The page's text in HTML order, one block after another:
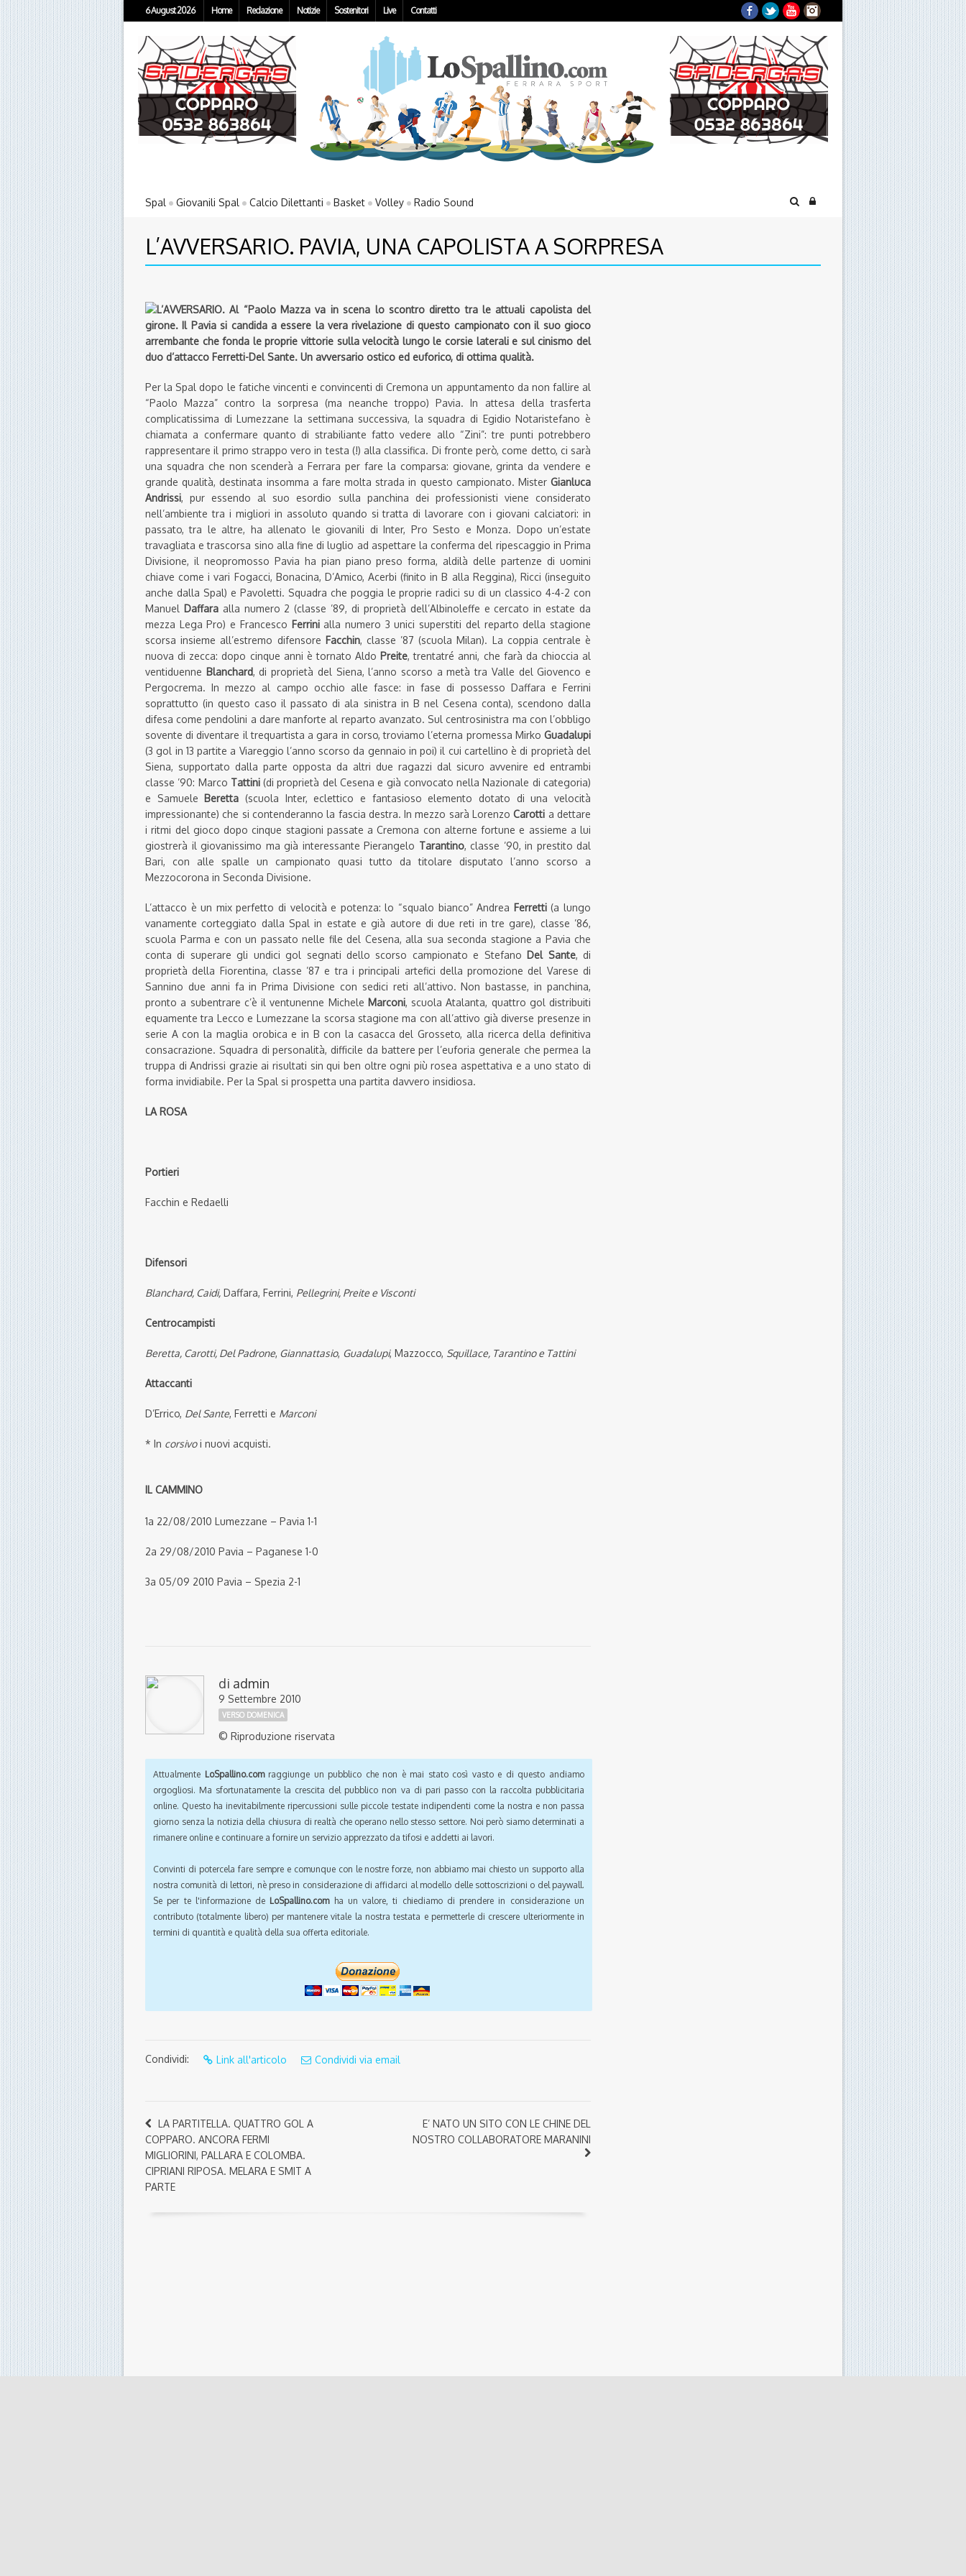
6 August 2026 Home Redazione Notizie Sostenitori Live Contatti Facebook
TwitterYouTubeInstagram
Spal Giovanili Spal Calcio Dilettanti Basket Volley Radio Sound
L’AVVERSARIO. PAVIA, UNA CAPOLISTA A SORPRESA
L’AVVERSARIO. Al “Paolo Mazza va in scena lo scontro diretto tra le attuali capolista del
girone. Il Pavia si candida a essere la vera rivelazione di questo campionato con il suo gioco
arrembante che fonda le proprie vittorie sulla velocità lungo le corsie laterali e sul cinismo del
duo d’attacco Ferretti-Del Sante. Un avversario ostico ed euforico, di ottima qualità.
Per la Spal dopo le fatiche vincenti e convincenti di Cremona un appuntamento da non fallire al
“Paolo Mazza” contro la sorpresa (ma neanche troppo) Pavia. In attesa della trasferta
complicatissima di Lumezzane la settimana successiva, la squadra di Egidio Notaristefano è
chiamata a confermare quanto di strabiliante fatto vedere allo “Zini”: tre punti potrebbero
rappresentare il primo strappo vero in testa (!) alla classifica. Di fronte però, come detto, ci sarà
una squadra che non scenderà a Ferrara per fare la comparsa: giovane, grinta da vendere e
grande qualità, destinata insomma a fare molta strada in questo campionato. Mister Gianluca
Andrissi, pur essendo al suo esordio sulla panchina dei professionisti viene considerato
nell’ambiente tra i migliori in assoluto quando si tratta di lavorare con i giovani calciatori: in
passato, tra le altre, ha allenato le giovanili di Inter, Pro Sesto e Monza. Dopo un’estate
travagliata e trascorsa sino alla fine di luglio ad aspettare la conferma del ripescaggio in Prima
Divisione, il neopromosso Pavia ha pian piano preso forma, aldilà delle partenze di uomini
chiave come i vari Fogacci, Bonacina, D’Amico, Acerbi (finito in B alla Reggina), Ricci (inseguito
anche dalla Spal) e Pavoletti. Squadra che poggia le proprie radici su di un classico 4-4-2 con
Manuel Daffaraalla numero 2 (classe ’89, di proprietà dell’Albinoleffe e cercato in estate da
mezza Lega Pro) e Francesco Ferrinialla numero 3 unici superstiti del reparto della stagione
scorsa insieme all’estremo difensore Facchin, classe ’87 (scuola Milan). La coppia centrale è
nuova di zecca: dopo cinque anni è tornato Aldo Preite, trentatré anni, che farà da chioccia al
ventiduenne Blanchard, di proprietà del Siena, l’anno scorso a metà tra Valle del Giovenco e
Pergocrema. In mezzo al campo occhio alle fasce: in fase di possesso Daffara e Ferrini
soprattutto (in questo caso il passato di ala sinistra in B nel Cesena conta), scendono dalla
difesa come pendolini a dare manforte al reparto avanzato. Sul centrosinistra ma con l’obbligo
sovente di diventare il trequartista a gara in corso, troviamo l’eterna promessa Mirko Guadalupi
(3 gol in 13 partite a Viareggio l’anno scorso da gennaio in poi) il cui cartellino è di proprietà del
Siena, supportato dalla parte opposta da altri due ragazzi dal sicuro avvenire ed entrambi
classe ’90: Marco Tattini(di proprietà del Cesena e già convocato nella Nazionale di categoria)
e Samuele Beretta (scuola Inter, eclettico e fantasioso elemento dotato di una velocità
impressionante) che si contenderanno la fascia destra. In mezzo sarà LorenzoCarotti a dettare
i ritmi del gioco dopo cinque stagioni passate a Cremona con alterne fortune e assieme a lui
giostrerà il giovanissimo ma già interessante Pierangelo Tarantino, classe ’90, in prestito dal
Bari, con alle spalle un campionato quasi tutto da titolare disputato l’anno scorso a
Mezzocorona in Seconda Divisione.
L’attacco è un mix perfetto di velocità e potenza: lo “squalo bianco” Andrea Ferretti(a lungo
vanamente corteggiato dalla Spal in estate e già autore di due reti in tre gare), classe ’86,
scuola Parma e con un passato nelle file del Cesena, alla sua seconda stagione a Pavia che
conta di superare gli undici gol segnati dello scorso campionato e Stefano Del Sante, di
proprietà della Fiorentina, classe ’87 e tra i principali artefici della promozione del Varese di
Sannino due anni fa in Prima Divisione con sedici reti all’attivo. Non bastasse, in panchina,
pronto a subentrare c’è il ventunenne Michele Marconi, scuola Atalanta, quattro gol distribuiti
equamente tra Lecco e Lumezzane la scorsa stagione ma con all’attivo già diverse presenze in
serie A con la maglia orobica e in B con la casacca del Grosseto, alla ricerca della definitiva
consacrazione. Squadra di personalità, difficile da battere per l’euforia generale che permea la
truppa di Andrissi grazie ai risultati sin qui ben oltre ogni più rosea aspettativa e a uno stato di
forma invidiabile. Per la Spal si prospetta una partita davvero insidiosa.
LA ROSA
Portieri
Facchin e Redaelli
Difensori
Blanchard, Caidi, Daffara, Ferrini, Pellegrini, Preite e Visconti
Centrocampisti
Beretta, Carotti, Del Padrone, Giannattasio, Guadalupi, Mazzocco, Squillace, Tarantino e Tattini
Attaccanti
D’Errico, Del Sante, Ferretti e Marconi
* In corsivoi nuovi acquisti.
IL CAMMINO
1a 22/08/2010 Lumezzane – Pavia 1-1
2a 29/08/2010 Pavia – Paganese 1-0
3a 05/09 2010 Pavia – Spezia 2-1
di admin
9 Settembre 2010
VERSO DOMENICA
© Riproduzione riservata
Attualmente LoSpallino.comraggiunge un pubblico che non è mai stato così vasto e di questo andiamo
orgogliosi. Ma sfortunatamente la crescita del pubblico non va di pari passo con la raccolta pubblicitaria
online. Questo ha inevitabilmente ripercussioni sulle piccole testate indipendenti come la nostra e non passa
giorno senza la notizia della chiusura di realtà che operano nello stesso settore. Noi però siamo determinati a
rimanere online e continuare a fornire un servizio apprezzato da tifosi e addetti ai lavori.
Convinti di potercela fare sempre e comunque con le nostre forze, non abbiamo mai chiesto un supporto alla
nostra comunità di lettori, nè preso in considerazione di affidarci al modello delle sottoscrizioni o del paywall.
Se per te l'informazione de LoSpallino.comha un valore, ti chiediamo di prendere in considerazione un
contributo (totalmente libero) per mantenere vitale la nostra testata e permetterle di crescere ulteriormente in
termini di quantità e qualità della sua offerta editoriale.
Condividi: Link all'articolo Condividi via email
LA PARTITELLA. QUATTRO GOL A
COPPARO. ANCORA FERMI
MIGLIORINI, PALLARA E COLOMBA.
CIPRIANI RIPOSA. MELARA E SMIT A
PARTE
E’ NATO UN SITO CON LE CHINE DEL
NOSTRO COLLABORATORE MARANINI